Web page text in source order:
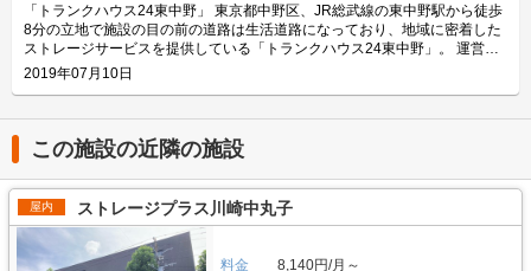
すすめです。 費用や契約について教えてください。 月額17,400円（税込）
の価格でバイク1台を駐車できます。施設の詳細な仕様については事前内覧
をおすすめ致します。ご契約の前に駐車スペースや立地など確認頂けます。
契約時はバイクのメーカー・車種・ナンバーを確認していますが、これから
バイクを購入する方はお問い合わせの際にお知らせください。時期によって
は使用料や事務手数料がお得になるキャンペーンも実施していますので、
LIFULLトランクルームのメール又は電話にてお問い合わせください。 編集
後記 「ハローバイクガレージ北上野」は駅から近くて万全なセキュリティ
はお早めにお問い合わせした方が良さそうだ。 運営会社は東証マザーズ上
場企業でもあるエリアリンク株式会社。2016年頃、西東京エリアで試験的
にはじめた駐車場タイプのバイクパーキングは当初ここまでの拡大を予想し
ていなかったとのことだが、順調に拡大を続け、現在、都内を中心に1,000
「ハローバイクボックス」は全国のライダー様から愛されているBOXシェ
ローを採用した施設のため、風雨による汚れや浸食に強いのが特長です。幅
広いラダーレールが付いており、バイクの乗り入れが簡単です。また、ボッ
クス内には棚を設置しておりますので、ヘルメットなどの小物を置くことも
可能です。パーツやメンテナンス用品も収納できるのでとても便利です。
主にどんな方がご利用されているのでしょうか？ 東武伊勢崎線やつくばエ
クスプレス線が通る足立区内にお住いのライダーの方を中心にご利用頂いて
おります。主にアメリカンクルーザーやビッグスクーター、レーサー・スポ
ーツタイプなど高級車又は大型車の保管が多くみられます。 セキュリティ
や安全面について教えてください。 「ハローバイクボックス足立竹ノ塚パ
ート2」はBOXシェローを採用した施設のため屋外タイプのバイクパーキン
グと違って雨風を防ぐことができ、盗難のリスクも抑えることができます。
各バイクボックスにバイクを収納するタイプなので、他の方のバイクを気に
する必要がありません。セキュリティ面としてバイクボックスの扉に南京錠
「トランクハウス24東中野」 東京都中野区、JR総武線の東中野駅から徒歩
8分の立地で施設の目の前の道路は生活道路になっており、地域に密着した
ストレージサービスを提供している「トランクハウス24東中野」。 運営会
社はエリアリンク株式会社。コンテナ・ストレージ業界でトップシェアを誇
り、東証マザーズにも上場している会社です。全国に展開しているレンタル
に利用されています。 今回は、エリアリンク株式会社が運営している「ト
ランクハウス24東中野」の特徴や利用用途の傾向、会社の想いなどをご紹
介します。 トランクハウス24東中野の特徴を教えてください。 2018年12
月にオープンした「トランクハウス24東中野」。1階〜4階まで1軒まるごと
トランクルームで、部屋の大きさは0.9帖のコンパクトサイズから9.8帖の大
きいサイズまで展開しています。24時間365日利用でき、セキュリティも空
調も最新設備を整えているため、衣類・本・季節物などの荷物から大型家具
や機材・備品など法人利用まで幅広い用途にご利用いただけます。 主にど
2019年07月10日
この施設の近隣の施設
屋内 ストレージプラス川崎中丸子
料金
8,140円/月～